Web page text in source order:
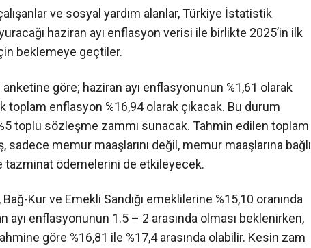
ve sosyal yardım alanlar, Türkiye İstatistik
haziran ayı enflasyon verisi ile birlikte 2025’in ilk
beklemeye geçtiler.
anketine göre; haziran ayı enflasyonunun %1,61 olarak
toplam enflasyon %16,94 olarak çıkacak. Bu durum
toplu sözleşme zammı sunacak. Tahmin edilen toplam
sadece memur maaşlarını değil, memur maaşlarına bağlı
tazminat ödemelerini de etkileyecek.
Kur ve Emekli Sandığı emeklilerine %15,10 oranında
ayı enflasyonunun 1.5 – 2 arasında olması beklenirken,
göre %16,81 ile %17,4 arasında olabilir. Kesin zam